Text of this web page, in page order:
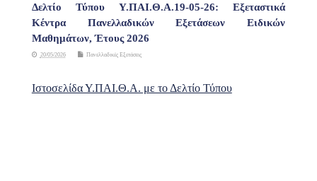
Δελτίο Τύπου Υ.ΠΑΙ.Θ.Α.19-05-26: Εξεταστικά
Κέντρα Πανελλαδικών Εξετάσεων Ειδικών
Μαθημάτων, Έτους 2026
20/05/2026 Πανελλαδικές Εξετάσεις
Ιστοσελίδα Υ.ΠΑΙ.Θ.Α. με το Δελτίο Τύπου